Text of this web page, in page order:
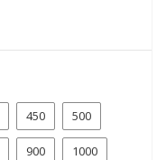
450 500
900 1000